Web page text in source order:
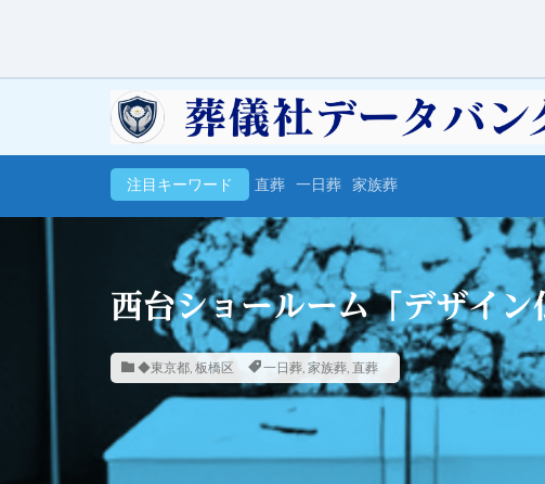
注目キーワード 直葬 一日葬 家族葬
西台ショールーム「デザイ
◆東京都, 板橋区 一日葬, 家族葬, 直葬